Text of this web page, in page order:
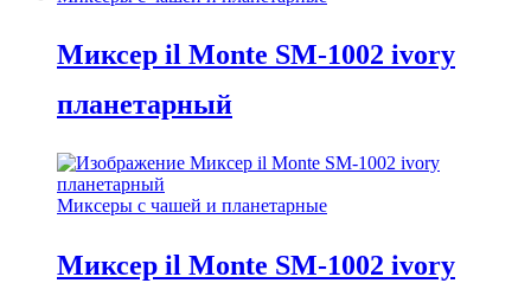
Миксер il Monte SM-1002 ivory
планетарный
Миксеры с чашей и планетарные
Миксер il Monte SM-1002 ivory